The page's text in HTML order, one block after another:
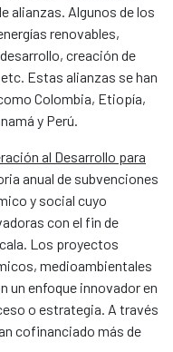
alianzas. Algunos de los
renovables,
creación de
Estas alianzas se han
Colombia, Etiopía,
y Perú.
al Desarrollo para
anual de subvenciones
y social cuyo
con el fin de
Los proyectos
medioambientales
un enfoque innovador en
o estrategia. A través
cofinanciado más de